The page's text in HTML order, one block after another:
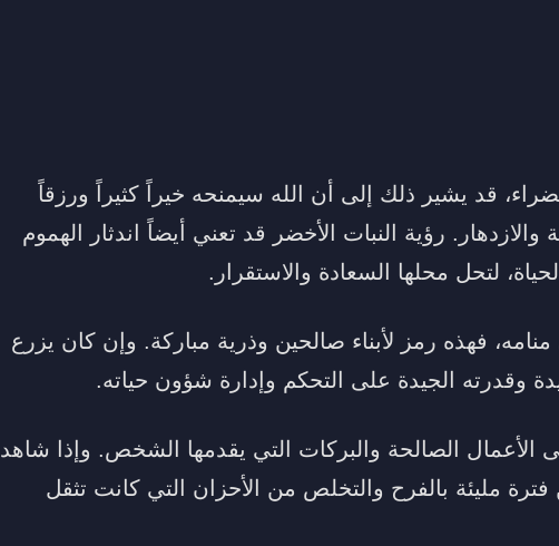
قد يشير ذلك إلى أن الله سيمنحه خيراً كثيراً ورزقاً
والازدهار. رؤية النبات الأخضر قد تعني أيضاً اندثار الهموم
لتحل محلها السعادة والاستقرار.
فهذه رمز لأبناء صالحين وذرية مباركة. وإن كان يزرع
وقدرته الجيدة على التحكم وإدارة شؤون حياته.
الأعمال الصالحة والبركات التي يقدمها الشخص. وإذا شاهد
مليئة بالفرح والتخلص من الأحزان التي كانت تثقل